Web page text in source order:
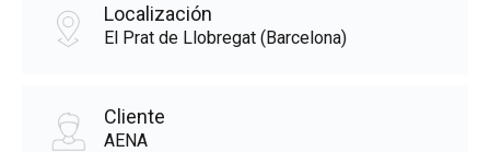
Localización
El Prat de Llobregat (Barcelona)
Cliente
AENA